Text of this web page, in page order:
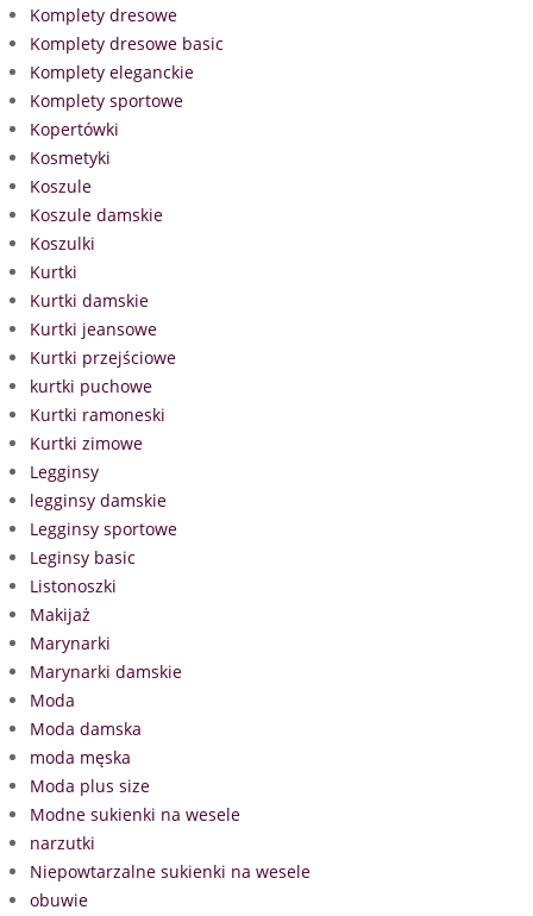
Komplety dresowe
Komplety dresowe basic
Komplety eleganckie
Komplety sportowe
Kopertówki
Kosmetyki
Koszule
Koszule damskie
Koszulki
Kurtki
Kurtki damskie
Kurtki jeansowe
Kurtki przejściowe
kurtki puchowe
Kurtki ramoneski
Kurtki zimowe
Legginsy
legginsy damskie
Legginsy sportowe
Leginsy basic
Listonoszki
Makijaż
Marynarki
Marynarki damskie
Moda
Moda damska
moda męska
Moda plus size
Modne sukienki na wesele
narzutki
Niepowtarzalne sukienki na wesele
obuwie